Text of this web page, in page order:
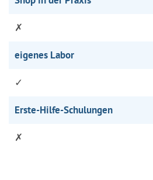
✗
eigenes Labor
✓
Erste-Hilfe-Schulungen
✗